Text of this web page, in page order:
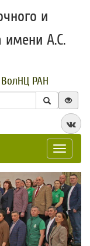
и
имени А.С.
ВолНЦ РАН
Toggle